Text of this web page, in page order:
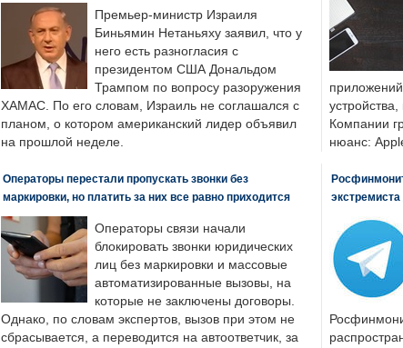
Премьер-министр Израиля
Биньямин Нетаньяху заявил, что у
него есть разногласия с
президентом США Дональдом
Трампом по вопросу разоружения
ХАМАС. По его словам, Израиль не соглашался с
планом, о котором американский лидер объявил
на прошлой неделе.
Компании
нюанс:
Операторы перестали пропускать звонки без
маркировки, но платить за них все равно приходится
Операторы связи начали
блокировать звонки юридических
лиц без маркировки и массовые
автоматизированные вызовы, на
которые не заключены договоры.
Однако, по словам экспертов, вызов при этом не
сбрасывается, а переводится на автоответчик, за